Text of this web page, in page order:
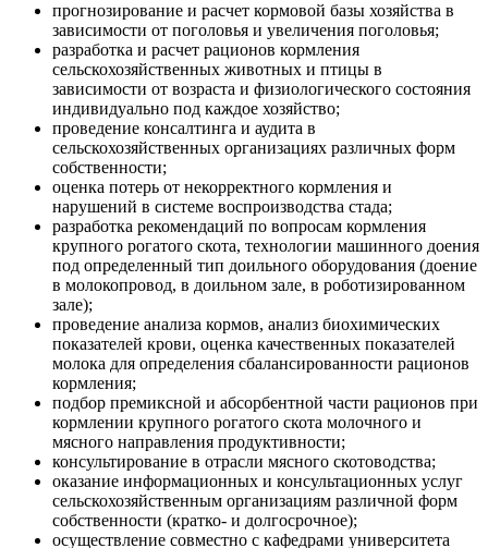
прогнозирование и расчет кормовой базы хозяйства в
зависимости от поголовья и увеличения поголовья;
разработка и расчет рационов кормления
сельскохозяйственных животных и птицы в
зависимости от возраста и физиологического состояния
индивидуально под каждое хозяйство;
проведение консалтинга и аудита в
сельскохозяйственных организациях различных форм
собственности;
оценка потерь от некорректного кормления и
нарушений в системе воспроизводства стада;
разработка рекомендаций по вопросам кормления
крупного рогатого скота, технологии машинного доения
под определенный тип доильного оборудования (доение
в молокопровод, в доильном зале, в роботизированном
зале);
проведение анализа кормов, анализ биохимических
показателей крови, оценка качественных показателей
молока для определения сбалансированности рационов
кормления;
подбор премиксной и абсорбентной части рационов при
кормлении крупного рогатого скота молочного и
мясного направления продуктивности;
консультирование в отрасли мясного скотоводства;
оказание информационных и консультационных услуг
сельскохозяйственным организациям различной форм
собственности (кратко- и долгосрочное);
осуществление совместно с кафедрами университета